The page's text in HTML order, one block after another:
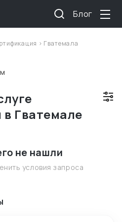
Блог
> Гватемала
Гватемале
не нашли
условия запроса